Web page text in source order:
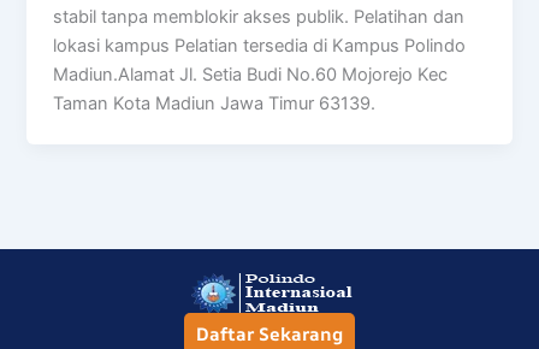
stabil tanpa memblokir akses publik. Pelatihan dan
lokasi kampus Pelatian tersedia di Kampus Polindo
Madiun.Alamat Jl. Setia Budi No.60 Mojorejo Kec
Taman Kota Madiun Jawa Timur 63139.
Daftar Sekarang